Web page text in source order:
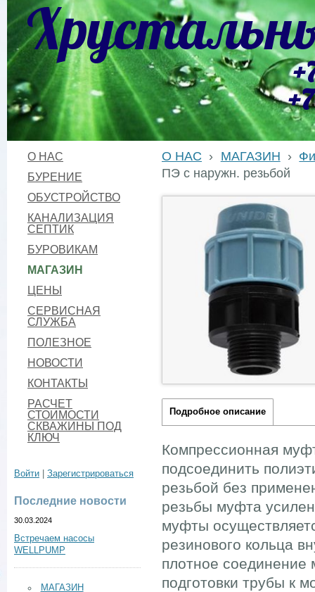
О НАС
БУРЕНИЕ
ОБУСТРОЙСТВО
КАНАЛИЗАЦИЯ
СЕПТИК
БУРОВИКАМ
МАГАЗИН
ЦЕНЫ
СЕРВИСНАЯ
СЛУЖБА
ПОЛЕЗНОЕ
НОВОСТИ
КОНТАКТЫ
РАСЧЕТ
СТОИМОСТИ
СКВАЖИНЫ ПОД
КЛЮЧ
Войти Зарегистрироваться
Последние новости
30.03.2024
Встречаем насосы
WELLPUMP
МАГАЗИН
О НАС › МАГАЗИН ›
ПЭ с наружн. резьбой
Подробное описание
Компрессионная
подсоединить
резьбой без
резьбы муфта
муфты
резинового кольца
плотное соединение
подготовки трубы к